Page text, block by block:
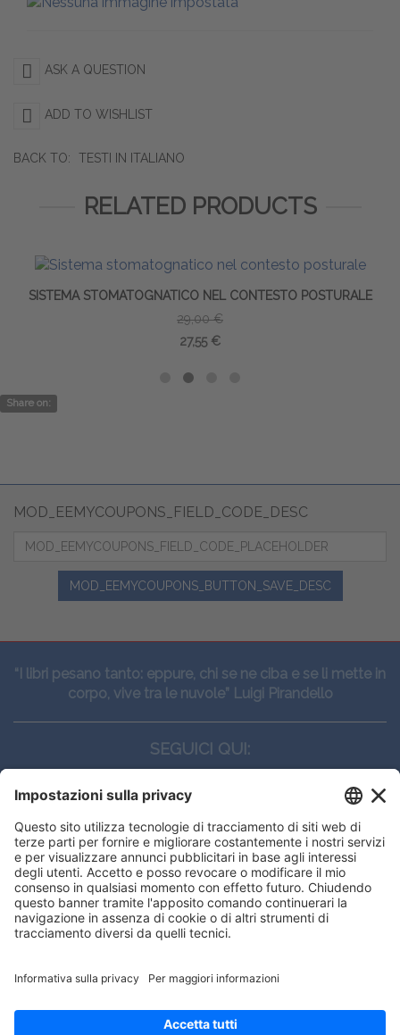
ASK A QUESTION
ADD TO WISHLIST
BACK TO: TESTI IN ITALIANO
RELATED PRODUCTS
SISTEMA STOMATOGNATICO NEL CONTESTO POSTURALE
29,00 €
27,55 €
Share on:
you get the best experience on our
MOD_EEMYCOUPONS_FIELD_CODE_DESC
MOD_EEMYCOUPONS_BUTTON_SAVE_DESC
“I libri pesano tanto: eppure, chi se ne ciba e se li mette in
corpo, vive tra le nuvole” Luigi Pirandello
SEGUICI QUI:
CONTATTI
Edi.Ermes srl
Viale E. Forlanini, 21 - 20134, Milano
(+39)027021121
E-mail:eeinfo@eenet.it
ORARI
Lunedì — Giovedì: - 08:30 - 13:00 – 14:00 - 17:30